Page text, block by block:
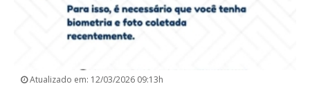
Atualizado em: 12/03/2026 09:13h